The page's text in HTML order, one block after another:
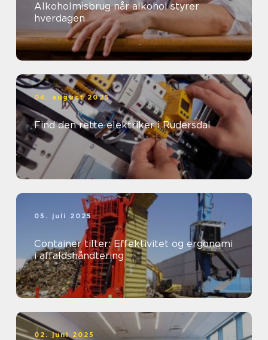
Alkoholmisbrug når alkohol styrer
hverdagen
04. august 2025
Find den rette elektriker i Rudersdal
05. juli 2025
Container tilter: Effektivitet og ergonomi
i affaldshåndtering
02. juni 2025